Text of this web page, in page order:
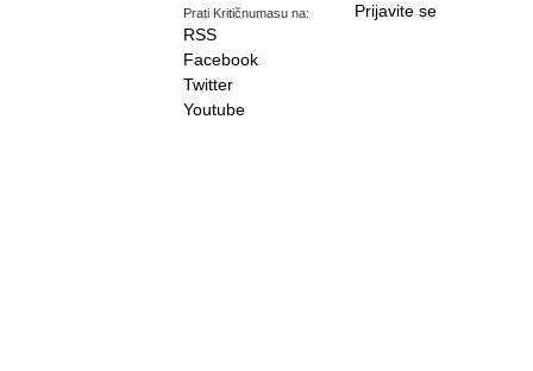
Prati Kritičnumasu na:
RSS
Facebook
Twitter
Youtube
Prijavite se